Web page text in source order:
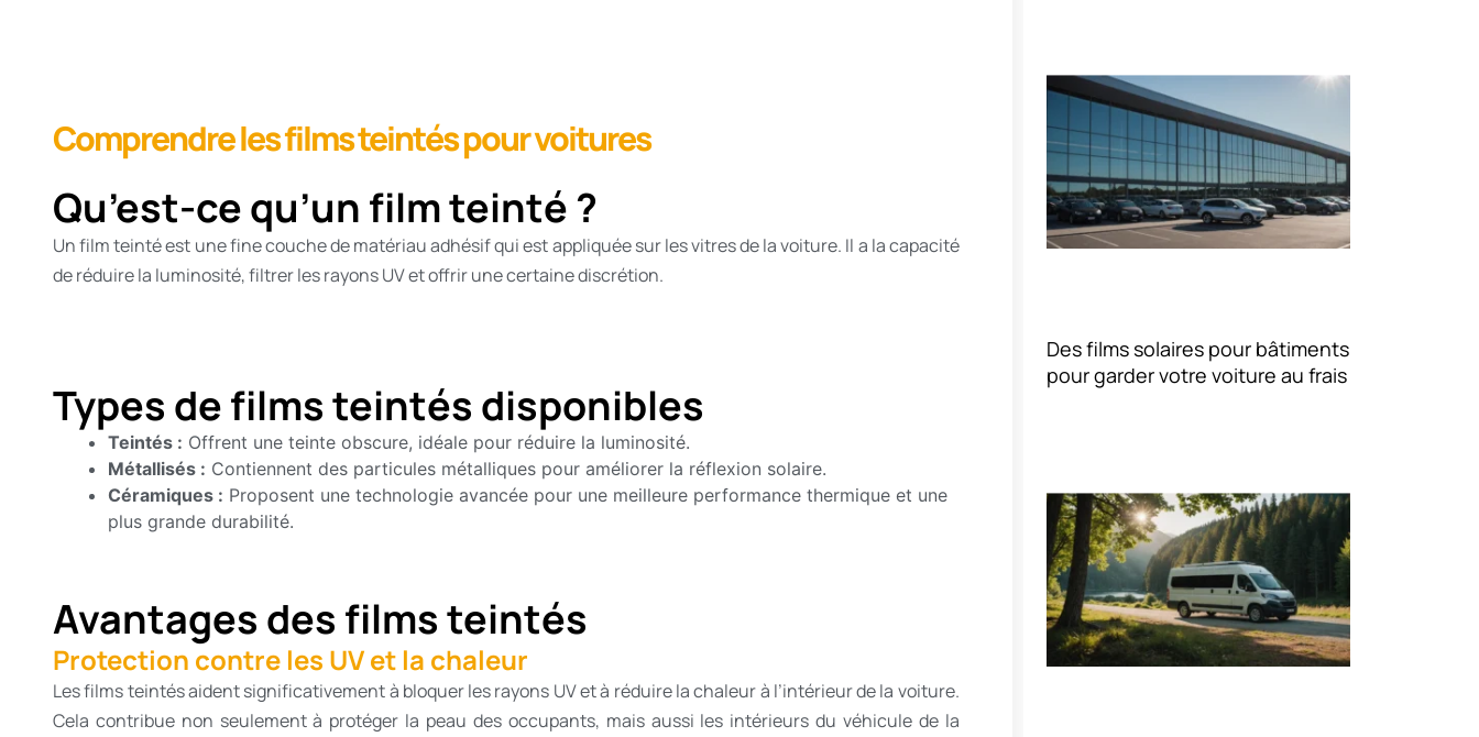
Comprendre les films teintés pour voitures
Qu’est-ce qu’un film teinté ?
Un film teinté est une fine couche de matériau adhésif qui est appliquée sur les vitres de la voiture. Il a la capacité
de réduire la luminosité, filtrer les rayons UV et offrir une certaine discrétion.
Types de films teintés disponibles
Teintés : Offrent une teinte obscure, idéale pour réduire la luminosité.
Métallisés : Contiennent des particules métalliques pour améliorer la réflexion solaire.
Céramiques : Proposent une technologie avancée pour une meilleure performance thermique et une
plus grande durabilité.
Avantages des films teintés
Protection contre les UV et la chaleur
Les films teintés aident significativement à bloquer les rayons UV et à réduire la chaleur à l’intérieur de la voiture.
Cela contribue non seulement à protéger la peau des occupants, mais aussi les intérieurs du véhicule de la
Des films solaires pour bâtiments
pour garder votre voiture au frais